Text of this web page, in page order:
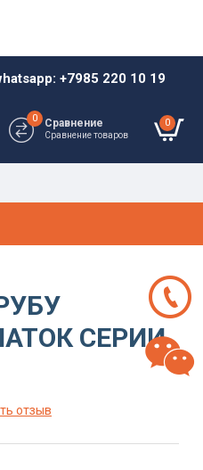
+7985 220 10 19
Сравнение
Сравнение товаров
0 0
СЕРИИ
отзыв